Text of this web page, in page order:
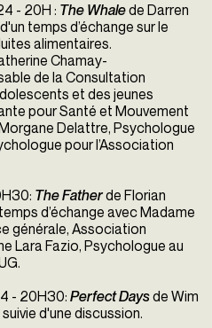
- 20H : The Whalede Darren
temps d’échange sur le
alimentaires.
Chamay-
de la Consultation
et des jeunes
pour Santé et Mouvement
Delattre, Psychologue
pour l’Association
The Fatherde Florian
d’échange avec Madame
générale, Association
Lara Fazio, Psychologue au
- 20H30: Perfect Daysde Wim
d'une discussion.